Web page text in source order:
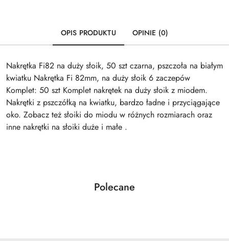
OPIS PRODUKTU OPINIE (0)
Nakrętka Fi82 na duży słoik, 50 szt czarna, pszczoła na białym
kwiatku Nakrętka Fi 82mm, na duży słoik 6 zaczepów
Komplet: 50 szt Komplet nakrętek na duży słoik z miodem.
Nakrętki z pszczółką na kwiatku, bardzo ładne i przyciągające
oko. Zobacz też słoiki do miodu w różnych rozmiarach oraz
inne nakrętki na słoiki duże i małe .
Pomiń karuzelę produktów
Produkty
Polecane